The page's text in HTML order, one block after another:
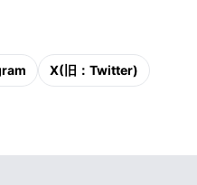
X(旧：Twitter)